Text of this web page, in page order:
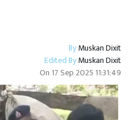
ByMuskan Dixit
Edited ByMuskan Dixit
On 17 Sep 2025 11:31:49